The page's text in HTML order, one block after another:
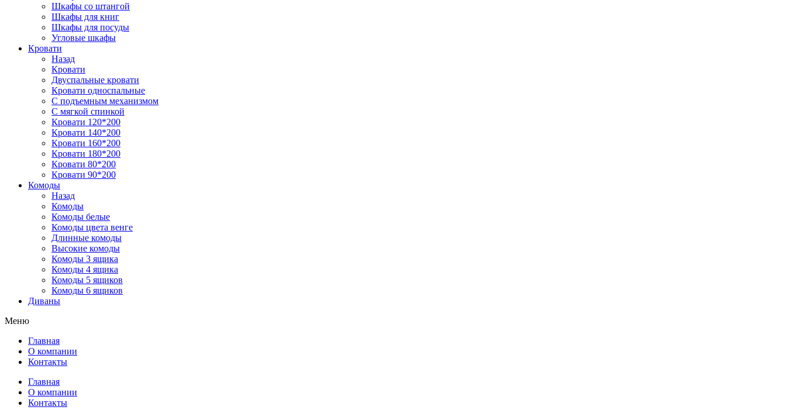
Шкафы со штангой
Шкафы для книг
Шкафы для посуды
Угловые шкафы
Кровати
Назад
Кровати
Двуспальные кровати
Кровати односпальные
С подъемным механизмом
С мягкой спинкой
Кровати 120*200
Кровати 140*200
Кровати 160*200
Кровати 180*200
Кровати 80*200
Кровати 90*200
Комоды
Назад
Комоды
Комоды белые
Комоды цвета венге
Длинные комоды
Высокие комоды
Комоды 3 ящика
Комоды 4 ящика
Комоды 5 ящиков
Комоды 6 ящиков
Диваны
Меню
Главная
О компании
Контакты
Главная
О компании
Контакты